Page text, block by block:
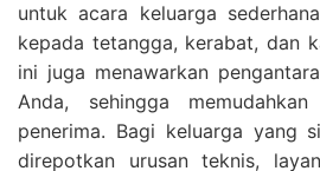
untuk acara keluarga
kepada tetangga, kerabat, dan
ini juga menawarkan
Anda, sehingga
penerima. Bagi keluarga yang
direpotkan urusan teknis,